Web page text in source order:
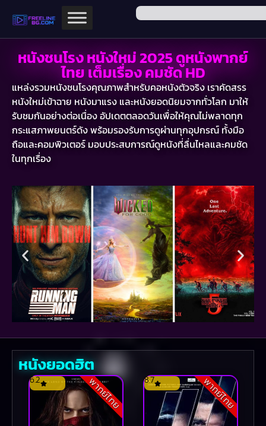
หนังชนโรง หนังใหม่ 2025 ดูหนังพากย์
ไทย เต็มเรื่อง คมชัด HD
แหล่งรวมหนังชนโรงคุณภาพสำหรับคอหนังตัวจริง เราคัดสรร
หนังใหม่เข้าฉาย หนังมาแรง และหนังยอดนิยมจากทั่วโลก มาให้
รับชมกันอย่างต่อเนื่อง อัปเดตตลอดวันเพื่อให้คุณไม่พลาดทุก
กระแสภาพยนตร์ดัง พร้อมรองรับการดูผ่านทุกอุปกรณ์ ทั้งมือ
ถือและคอมพิวเตอร์ มอบประสบการณ์ดูหนังที่ลื่นไหลและคมชัด
ในทุกเรื่อง
หนังยอดฮิต
พากย์ไทย
6.2 พากย์ไทย
8.7